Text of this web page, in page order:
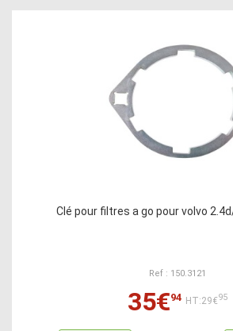
Clé pour filtres a go pour volvo
Ref : 150.3121
35€94 HT:29€95